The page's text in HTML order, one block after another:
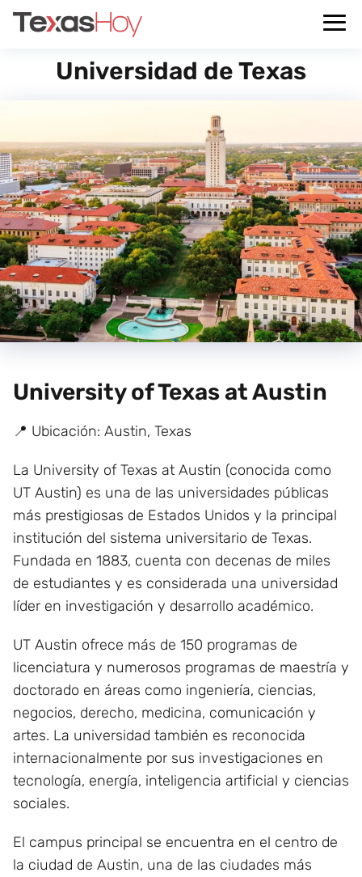
Universidad de Texas
University of Texas at Austin
📍 Ubicación: Austin, Texas
La University of Texas at Austin (conocida como
UT Austin) es una de las universidades públicas
más prestigiosas de Estados Unidos y la principal
institución del sistema universitario de Texas.
Fundada en 1883, cuenta con decenas de miles
de estudiantes y es considerada una universidad
líder en investigación y desarrollo académico.
UT Austin ofrece más de 150 programas de
licenciatura y numerosos programas de maestría y
doctorado en áreas como ingeniería, ciencias,
negocios, derecho, medicina, comunicación y
artes. La universidad también es reconocida
internacionalmente por sus investigaciones en
tecnología, energía, inteligencia artificial y ciencias
sociales.
El campus principal se encuentra en el centro de
la ciudad de Austin, una de las ciudades más